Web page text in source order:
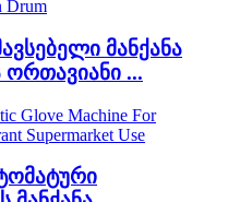
მანქანა
...